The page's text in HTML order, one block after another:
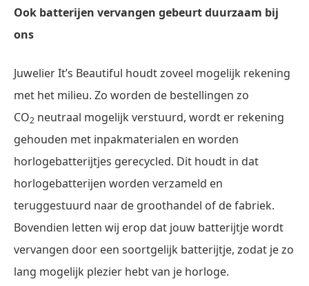
Ook batterijen vervangen gebeurt duurzaam bij
ons
Juwelier It’s Beautiful houdt zoveel mogelijk rekening
met het milieu. Zo worden de bestellingen zo
CO2 neutraal mogelijk verstuurd, wordt er rekening
gehouden met inpakmaterialen en worden
horlogebatterijtjes gerecycled. Dit houdt in dat
horlogebatterijen worden verzameld en
teruggestuurd naar de groothandel of de fabriek.
Bovendien letten wij erop dat jouw batterijtje wordt
vervangen door een soortgelijk batterijtje, zodat je zo
lang mogelijk plezier hebt van je horloge.